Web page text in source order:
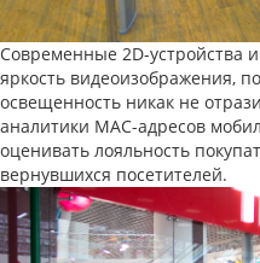
Современные 2D-устройства
яркость видеоизображения,
освещенность никак не
аналитики MAC-адресов
оценивать лояльность
вернувшихся посетителей.